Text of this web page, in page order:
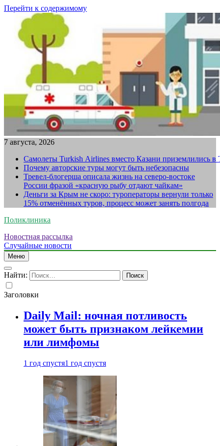
Перейти к содержимому
7 августа, 2026
Самолеты Turkish Airlines вместо Казани приземлились в
Почему авторские туры могут быть небезопасны
Тревел-блогерша описала жизнь на северо-востоке
России фразой «красную рыбу отдают чайкам»
Деньги за Крым не скоро: туроператоры вернули только
15% отменённых туров, процесс может занять полгода
Поликлиника
Новостная рассылка
Случайные новости
Меню
Найти:
Заголовки
Daily Mail: ночная потливость
может быть признаком лейкемии
или лимфомы
1 год спустя1 год спустя